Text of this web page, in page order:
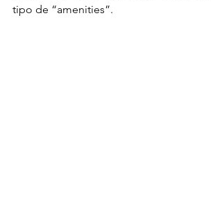
tipo de “amenities”.